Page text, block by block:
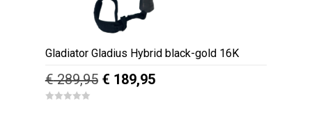
Gladiator Gladius Hybrid black-gold 16K
€289,95 Oorspronkelijke
€ 189,95Huidige